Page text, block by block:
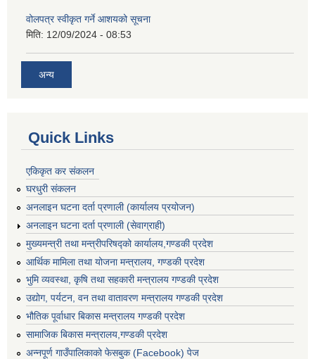
वोलपत्र स्वीकृत गर्ने आशयको सूचना
मिति: 12/09/2024 - 08:53
अन्य
Quick Links
एकिकृत कर संकलन
घरधुरी संकलन
अनलाइन घटना दर्ता प्रणाली (कार्यालय प्रयोजन)
अनलाइन घटना दर्ता प्रणाली (सेवाग्राही)
मुख्यमन्त्री तथा मन्त्रीपरिषद्को कार्यालय,गण्डकी प्रदेश
आर्थिक मामिला तथा योजना मन्त्रालय, गण्डकी प्रदेश
भुमि व्यवस्था, कृषि तथा सहकारी मन्त्रालय गण्डकी प्रदेश
उद्योग, पर्यटन, वन तथा वातावरण मन्त्रालय गण्डकी प्रदेश
भौतिक पूर्वाधार बिकास मन्त्रालय गण्डकी प्रदेश
सामाजिक बिकास मन्त्रालय,गण्डकी प्रदेश
अन्नपूर्ण गाउँपालिकाको फेसबुक (Facebook) पेज